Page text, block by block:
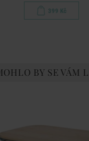
399 Kč
BY SE VÁM